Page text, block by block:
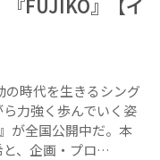
FUJIKO』【イ
時代を生きるシング
力強く歩んでいく姿
が全国公開中だ。本
と、企画・プロ…